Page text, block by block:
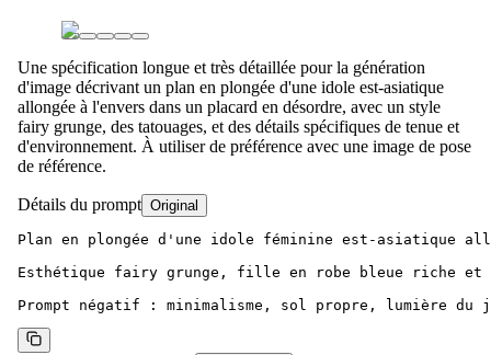
Une spécification longue et très détaillée pour la génération
d'image décrivant un plan en plongée d'une idole est-asiatique
allongée à l'envers dans un placard en désordre, avec un style
fairy grunge, des tatouages, et des détails spécifiques de tenue et
d'environnement. À utiliser de préférence avec une image de pose
de référence.
Détails du prompt Original
Plan en plongée d'une idole féminine est-asiatique
Esthétique fairy grunge, fille en robe bleue riche et
Prompt négatif : minimalisme, sol propre, lumière du